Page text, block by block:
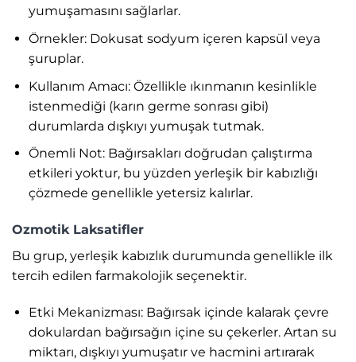
yumuşamasını sağlarlar.
Örnekler: Dokusat sodyum içeren kapsül veya
şuruplar.
Kullanım Amacı: Özellikle ıkınmanın kesinlikle
istenmediği (karın germe sonrası gibi)
durumlarda dışkıyı yumuşak tutmak.
Önemli Not: Bağırsakları doğrudan çalıştırma
etkileri yoktur, bu yüzden yerleşik bir kabızlığı
çözmede genellikle yetersiz kalırlar.
Ozmotik Laksatifler
Bu grup, yerleşik kabızlık durumunda genellikle ilk
tercih edilen farmakolojik seçenektir.
Etki Mekanizması: Bağırsak içinde kalarak çevre
dokulardan bağırsağın içine su çekerler. Artan su
miktarı, dışkıyı yumuşatır ve hacmini artırarak